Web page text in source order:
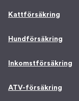
Kattförsäkring
Hundförsäkring
Inkomstförsäkring
ATV-försäkring